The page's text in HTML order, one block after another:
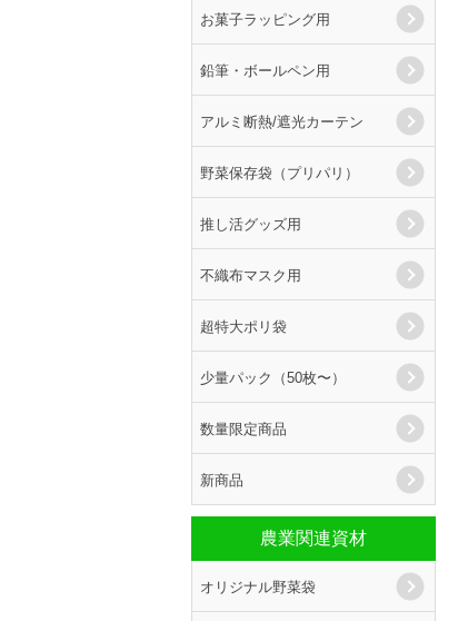
お菓子ラッピング用
鉛筆・ボールペン用
アルミ断熱/遮光カーテン
野菜保存袋（プリパリ）
推し活グッズ用
不織布マスク用
超特大ポリ袋
少量パック（50枚〜）
数量限定商品
新商品
農業関連資材
オリジナル野菜袋